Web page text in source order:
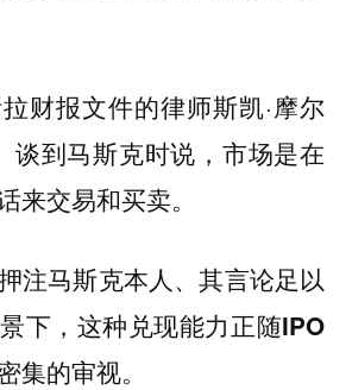
财报文件的律师斯凯·摩尔
谈到马斯克时说， 市场是在
来交易和买卖。
注马斯克本人、其言论足以
下，这种 兑现能力正随IPO
集的审视。